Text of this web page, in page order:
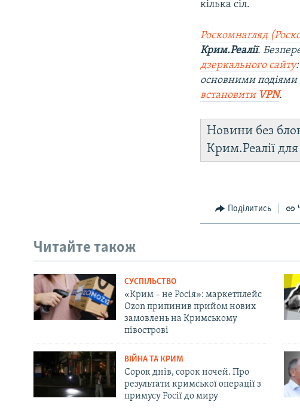
кілька сіл.
Роскомнагляд
Крим.Реалії.
дзеркального сайту
основними подіями
встановити VPN.
Новини без
Крим.Реалії
Поділитись
Читайте також
СУСПІЛЬСТВО
«Крим – не Росія»: маркетплейс
Ozon припинив прийом нових
замовлень на Кримському
півострові
ВІЙНА ТА КРИМ
Сорок днів, сорок ночей. Про
результати кримської операції з
примусу Росії до миру